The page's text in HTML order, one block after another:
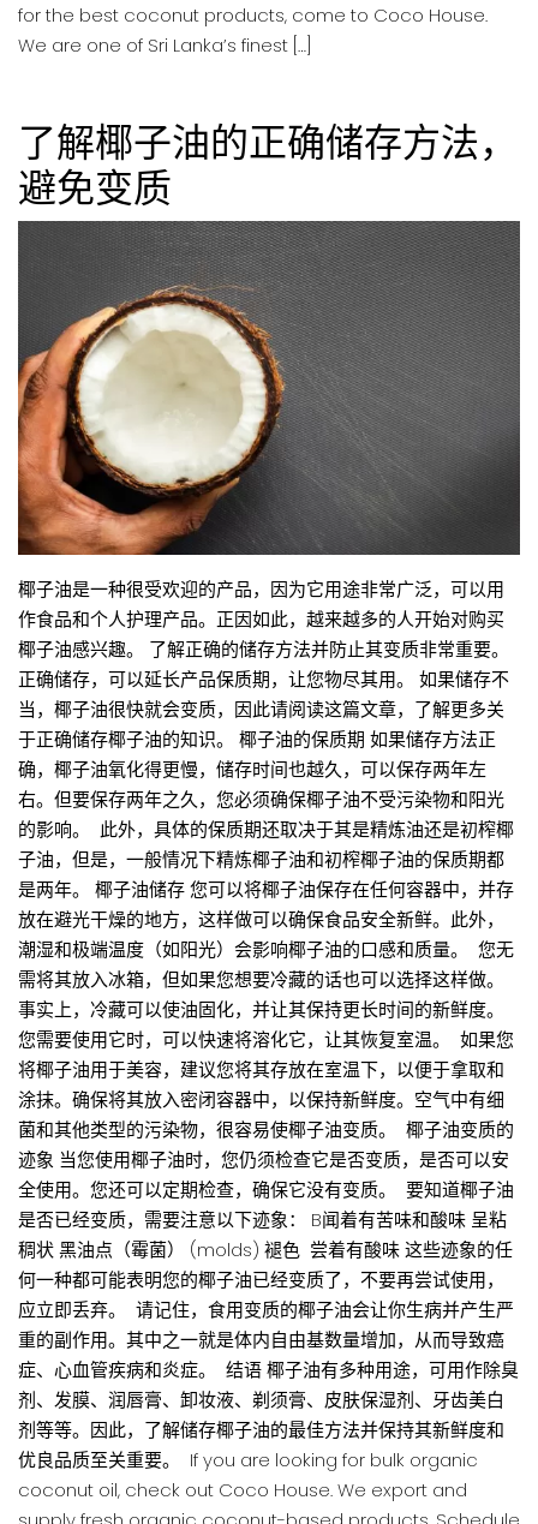
for the best coconut products, come to Coco House.
We are one of Sri Lanka’s finest […]
了解椰子油的正确储存方法，
避免变质
椰子油是一种很受欢迎的产品，因为它用途非常广泛，可以用
作食品和个人护理产品。正因如此，越来越多的人开始对购买
椰子油感兴趣。 了解正确的储存方法并防止其变质非常重要。
正确储存，可以延长产品保质期，让您物尽其用。 如果储存不
当，椰子油很快就会变质，因此请阅读这篇文章，了解更多关
于正确储存椰子油的知识。 椰子油的保质期 如果储存方法正
确，椰子油氧化得更慢，储存时间也越久，可以保存两年左
右。但要保存两年之久，您必须确保椰子油不受污染物和阳光
的影响。 此外，具体的保质期还取决于其是精炼油还是初榨椰
子油，但是，一般情况下精炼椰子油和初榨椰子油的保质期都
是两年。 椰子油储存 您可以将椰子油保存在任何容器中，并存
放在避光干燥的地方，这样做可以确保食品安全新鲜。此外，
潮湿和极端温度（如阳光）会影响椰子油的口感和质量。 您无
需将其放入冰箱，但如果您想要冷藏的话也可以选择这样做。
事实上，冷藏可以使油固化，并让其保持更长时间的新鲜度。
您需要使用它时，可以快速将溶化它，让其恢复室温。 如果您
将椰子油用于美容，建议您将其存放在室温下，以便于拿取和
涂抹。确保将其放入密闭容器中，以保持新鲜度。空气中有细
菌和其他类型的污染物，很容易使椰子油变质。 椰子油变质的
迹象 当您使用椰子油时，您仍须检查它是否变质，是否可以安
全使用。您还可以定期检查，确保它没有变质。 要知道椰子油
是否已经变质，需要注意以下迹象： B闻着有苦味和酸味 呈粘
稠状 黑油点（霉菌） (molds) 褪色 尝着有酸味 这些迹象的任
何一种都可能表明您的椰子油已经变质了，不要再尝试使用，
应立即丢弃。 请记住，食用变质的椰子油会让你生病并产生严
重的副作用。其中之一就是体内自由基数量增加，从而导致癌
症、心血管疾病和炎症。 结语 椰子油有多种用途，可用作除臭
剂、发膜、润唇膏、卸妆液、剃须膏、皮肤保湿剂、牙齿美白
剂等等。因此，了解储存椰子油的最佳方法并保持其新鲜度和
优良品质至关重要。 If you are looking for bulk organic
coconut oil, check out Coco House. We export and